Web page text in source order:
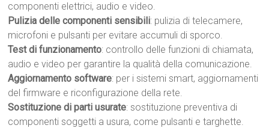
componenti elettrici, audio e video.
Pulizia delle componenti sensibili: pulizia di telecamere,
microfoni e pulsanti per evitare accumuli di sporco.
Test di funzionamento: controllo delle funzioni di chiamata,
audio e video per garantire la qualità della comunicazione.
Aggiornamento software: per i sistemi smart, aggiornamenti
del firmware e riconfigurazione della rete.
Sostituzione di parti usurate: sostituzione preventiva di
componenti soggetti a usura, come pulsanti e targhette.